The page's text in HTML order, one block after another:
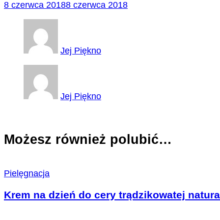
8 czerwca 20188 czerwca 2018
Jej Piękno
Jej Piękno
Możesz również polubić…
Pielęgnacja
Krem na dzień do cery trądzikowatej